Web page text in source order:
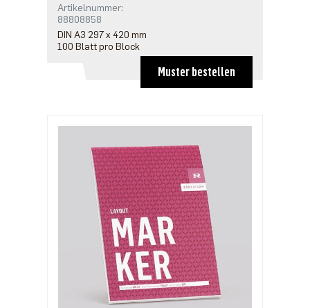
Artikelnummer:
88808858
DIN A3 297 x 420 mm
100 Blatt pro Block
Muster bestellen